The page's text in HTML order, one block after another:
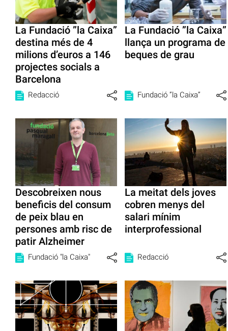
La Fundació ”la Caixa”
destina més de 4
milions d’euros a 146
projectes socials a
Barcelona
Redacció
La Fundació ”la Caixa”
llança un programa de
beques de grau
Fundació ”la Caixa”
Descobreixen nous
beneficis del consum
de peix blau en
persones amb risc de
patir Alzheimer
Fundació "la Caixa"
La meitat dels joves
cobren menys del
salari mínim
interprofessional
Redacció